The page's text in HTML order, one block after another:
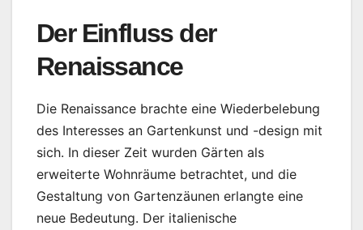
Der Einfluss der
Renaissance
Die Renaissance brachte eine Wiederbelebung
des Interesses an Gartenkunst und -design mit
sich. In dieser Zeit wurden Gärten als
erweiterte Wohnräume betrachtet, und die
Gestaltung von Gartenzäunen erlangte eine
neue Bedeutung. Der italienische